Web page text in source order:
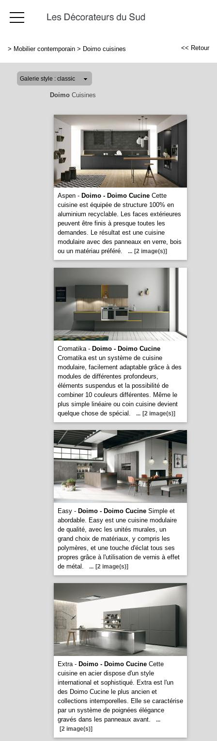
> Mobilier contemporain > Doimo cuisines << Retour
DoimoCuisines
Aspen - Doimo - Doimo CucineCette
cuisine est équipée de structure 100% en
aluminium recyclable. Les faces extérieures
peuvent être finis à presque toutes les
demandes. Le résultat est une cuisine
modulaire avec des panneaux en verre, bois
ou un matériau préféré.
... [2 image(s)]
Cromatika - Doimo - Doimo Cucine
Cromatika est un système de cuisine
modulaire, facilement adaptable grâce à des
modules de différentes profondeurs,
éléments suspendus et la possibilité de
combiner 10 couleurs différentes. Même le
plus simple linéaire ou coin cuisine devient
quelque chose de spécial.
... [2 image(s)]
Easy - Doimo - Doimo CucineSimple et
abordable. Easy est une cuisine modulaire
de qualité, avec les unités murales, un
grand choix de matériaux, y compris les
polymères, et une touche d'éclat tous ses
propres grâce à l'utilisation de vernis à effet
de métal.
... [2 image(s)]
Extra - Doimo - Doimo CucineCette
cuisine en acier dispose d'un style
international et sophistiqué. Extra est l'un
des Doimo Cucine le plus ancien et
collections intemporelles. Elle se caractérise
par un système de poignées élégance
gravés dans les panneaux avant.
...
[2 image(s)]